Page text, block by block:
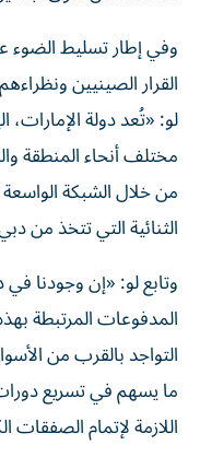
وفي إطار تسليط الضوء
القرار الصينيين
لو: «تُعد دولة
مختلف أنحاء المنطقة
من خلال الشبكة
الثنائية التي تتخذ من
وتابع لو: «إن وجودنا
المدفوعات المرتبطة
التواجد بالقرب من
ما يسهم في تسريع
اللازمة لإتمام الصفقات